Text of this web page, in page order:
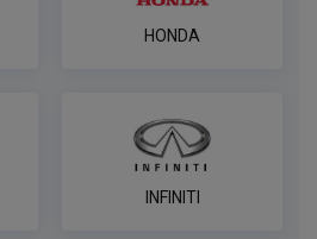
без реле WESTFALIA 7-
HONDA
INFINITI